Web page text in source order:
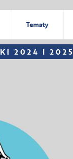
2024 I 2025
Tematy